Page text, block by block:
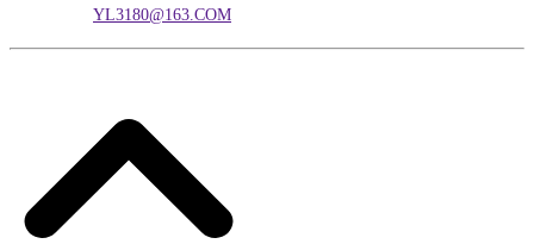
YL3180@163.COM